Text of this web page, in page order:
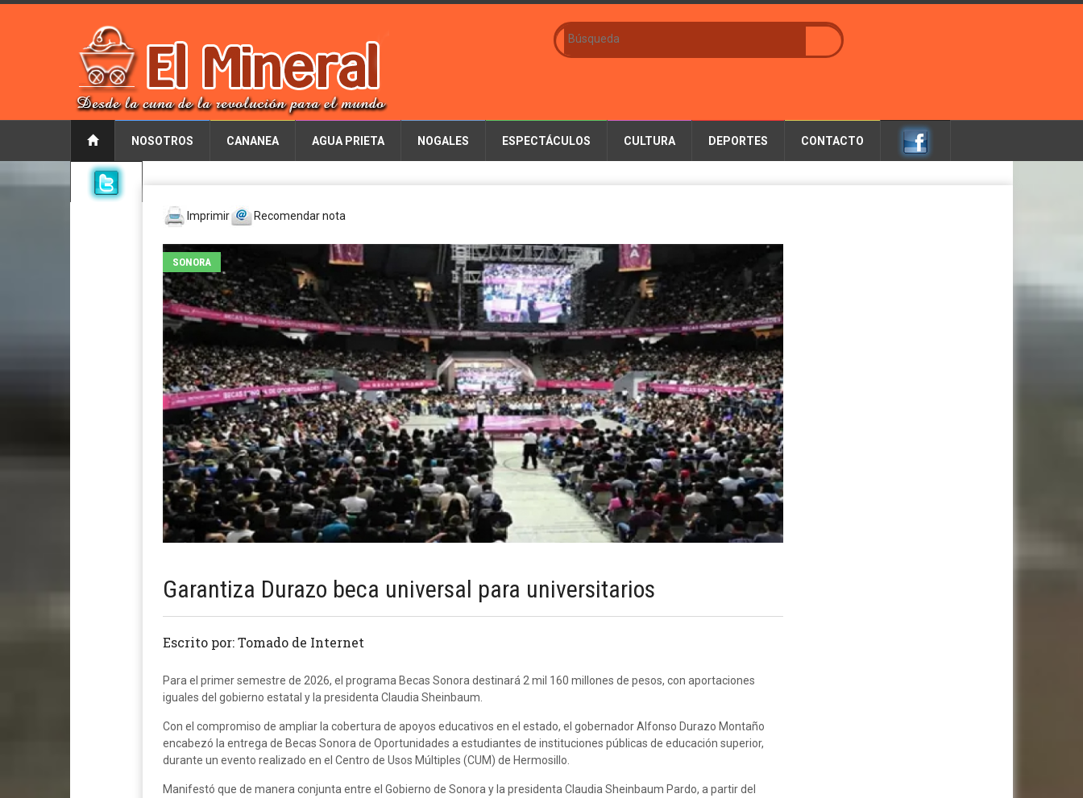
NOSOTROS CANANEA AGUA PRIETA NOGALES ESPECTÁCULOS CULTURA DEPORTES CONTACTO
Imprimir Recomendar nota
SONORA
Garantiza Durazo beca universal para universitarios
Escrito por: Tomado de Internet
Para el primer semestre de 2026, el programa Becas Sonora destinará 2 mil 160 millones de pesos, con aportaciones
iguales del gobierno estatal y la presidenta Claudia Sheinbaum.
Con el compromiso de ampliar la cobertura de apoyos educativos en el estado, el gobernador Alfonso Durazo Montaño
encabezó la entrega de Becas Sonora de Oportunidades a estudiantes de instituciones públicas de educación superior,
durante un evento realizado en el Centro de Usos Múltiples (CUM) de Hermosillo.
Manifestó que de manera conjunta entre el Gobierno de Sonora y la presidenta Claudia Sheinbaum Pardo, a partir del